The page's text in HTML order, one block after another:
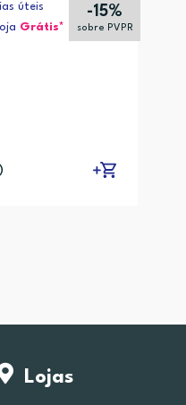
úteis
Grátis*
-15%
sobre PVPR
Lojas